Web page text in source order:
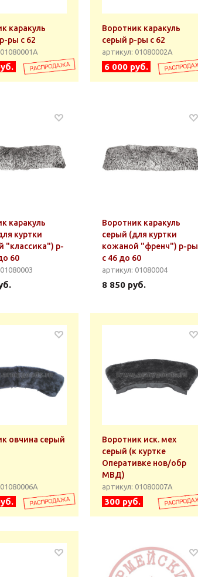
каракуль
ры с 62
Воротник каракуль
серый р-ры с 62
артикул: 01080002А
6 000 руб.
каракуль
куртки
"классика") р-
60
Воротник каракуль
серый (для куртки
кожаной "френч") р-ры
с 46 до 60
артикул: 01080004
8 850 руб.
овчина серый
Воротник иск. мех
серый (к куртке
Оперативке нов/обр
МВД)
артикул: 01080007А
300 руб.